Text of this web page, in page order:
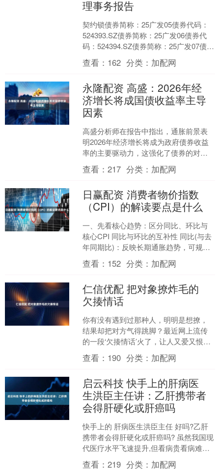
理事务报告
契约锁债券简称：25广发05债券代码：
524393.SZ债券简称：25广发06债券代
码：524394.SZ债券简称：25广发07债券
代码：524436.SZ债券....
查看： 162 分类： 加配网
永隆配资 高盛：2026年经
济增长将成国债收益率主导
因素
高盛分析师在报告中指出，通胀前景表
明2026年经济增长将成为政府债券收益
率的主要驱动力，这强化了债券的对冲
属性。该行对10年期美国国债和日本国
债收益率设定了区间....
查看：217 分类： 加配网
日赢配资 消费者物价指数
（CPI）的解读要点是什么
一、先看核心趋势：区分同比、环比与
核心CPI 同比与环比的互补性 同比(与去
年同期比)：反映长期通胀趋势，可规避
季节性波动干扰，是判断通胀是否持续
的关键(如连续....
查看： 152 分类： 加配网
仁信优配 把对象撩炸毛的
欠揍情话
你有没有遇到过那种人，明明是想撩，
结果却把对方气得跳脚？最近网上流传
的一段‘欠揍情话’火了，让人又爱又恨。
这些话看似甜蜜，实则暗藏玄机，稍不
留神就让对方火冒三丈....
查看： 190 分类： 加配网
启云科技 快手上的肝病医
生洪臣主任讲：乙肝携带者
会得肝硬化或肝癌吗
快手上的 肝病医生洪臣主任 好吗?乙肝
携带者会得肝硬化或肝癌吗? 虽然我国现
代医疗水平飞速提升,但看病贵看病难的
问题仍然存在!很多肝病患者面临着这么
一个问题:选....
查看：219 分类： 加配网